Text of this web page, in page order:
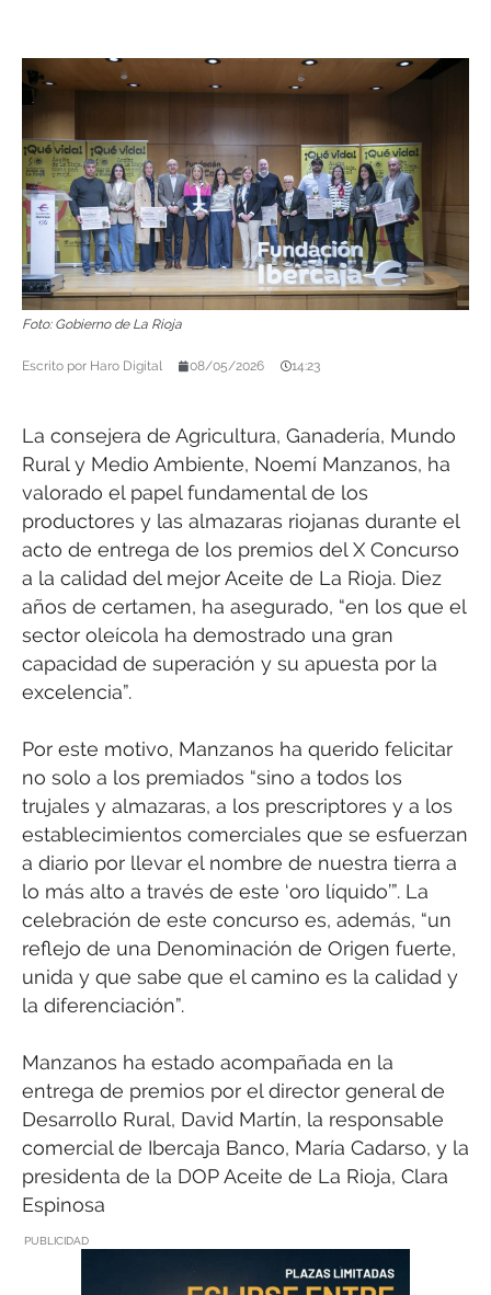
Foto: Gobierno de La Rioja
Escrito por Haro Digital 08/05/2026 14:23
La consejera de Agricultura, Ganadería, Mundo
Rural y Medio Ambiente, Noemí Manzanos, ha
valorado el papel fundamental de los
productores y las almazaras riojanas durante el
acto de entrega de los premios del X Concurso
a la calidad del mejor Aceite de La Rioja. Diez
años de certamen, ha asegurado, “en los que el
sector oleícola ha demostrado una gran
capacidad de superación y su apuesta por la
excelencia”.
Por este motivo, Manzanos ha querido felicitar
no solo a los premiados “sino a todos los
trujales y almazaras, a los prescriptores y a los
establecimientos comerciales que se esfuerzan
a diario por llevar el nombre de nuestra tierra a
lo más alto a través de este ‘oro líquido’”. La
celebración de este concurso es, además, “un
reflejo de una Denominación de Origen fuerte,
unida y que sabe que el camino es la calidad y
la diferenciación”.
Manzanos ha estado acompañada en la
entrega de premios por el director general de
Desarrollo Rural, David Martín, la responsable
comercial de Ibercaja Banco, María Cadarso, y la
presidenta de la DOP Aceite de La Rioja, Clara
Espinosa
PUBLICIDAD